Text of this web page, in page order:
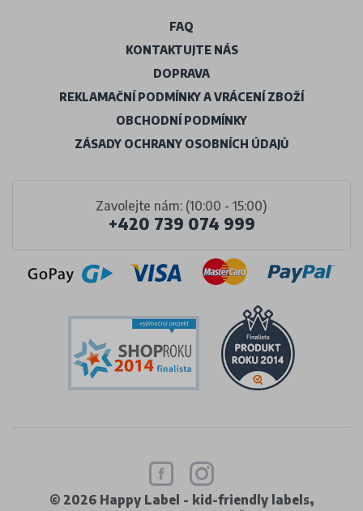
Zavolejte nám: (10:00 - 15:00)
+420 739 074 999
FAQ
KONTAKTUJTE NÁS
DOPRAVA
REKLAMAČNÍ PODMÍNKY A VRÁCENÍ ZBOŽÍ
OBCHODNÍ PODMÍNKY
ZÁSADY OCHRANY OSOBNÍCH ÚDAJŮ
© 2026 Happy Label - kid-friendly labels,